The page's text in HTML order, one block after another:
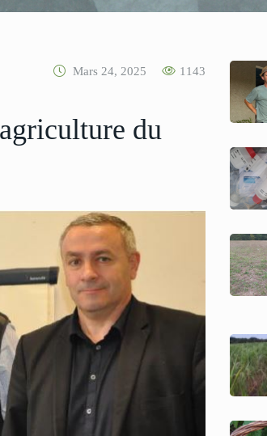
Mars 24, 2025 1143
du